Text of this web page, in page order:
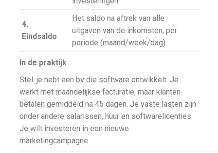
4.
Eindsaldo
Het saldo na aftrek van alle
uitgaven van de inkomsten, per
periode (maand/week/dag).
In de praktijk
Stel: je hebt een bv die software ontwikkelt. Je
werkt met maandelijkse facturatie, maar klanten
betalen gemiddeld na 45 dagen. Je vaste lasten zijn
onder andere salarissen, huur en softwarelicenties.
Je wilt investeren in een nieuwe
marketingcampagne.